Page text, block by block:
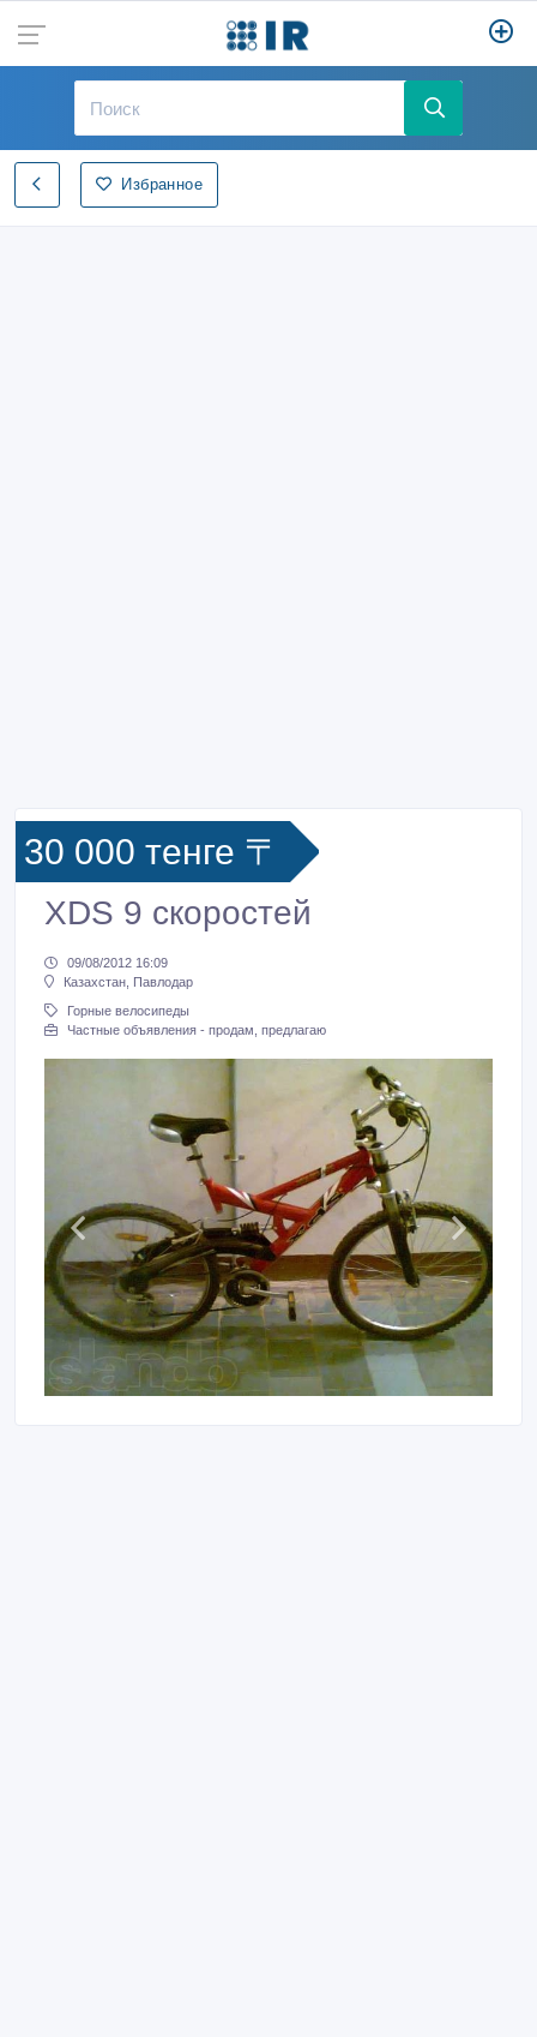
Избранное
30 000 тенге 〒
XDS 9 скоростей
09/08/2012 16:09
Казахстан, Павлодар
Горные велосипеды
Частные объявления - продам, предлагаю